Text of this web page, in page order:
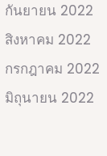
กันยายน 2022
สิงหาคม 2022
กรกฎาคม 2022
มิถุนายน 2022